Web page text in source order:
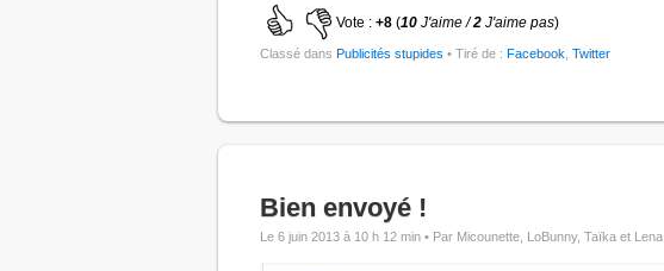
Vote : +8 (10 J'aime /2 J'aime pas)
Classé dans Publicités stupides • Tiré de : Facebook Twitter
Bien envoyé !
Le 6 juin 2013 à 10 h 12 min • Par Micounette, LoBunny, Taïka et Lena